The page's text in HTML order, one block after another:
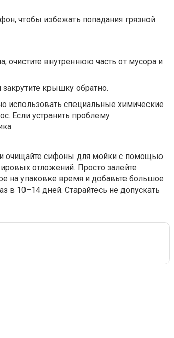
чтобы избежать попадания грязной
внутреннюю часть от мусора и
крышку обратно.
использовать специальные химические
Если устранить проблему
очищайте сифоны для мойки с помощью
отложений. Просто залейте
на упаковке время и добавьте большое
в 10–14 дней. Старайтесь не допускать